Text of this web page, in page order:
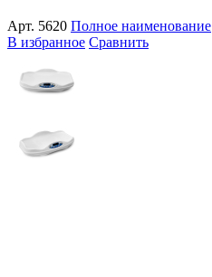
Арт. 5620 Полное наименование
В избранное Сравнить